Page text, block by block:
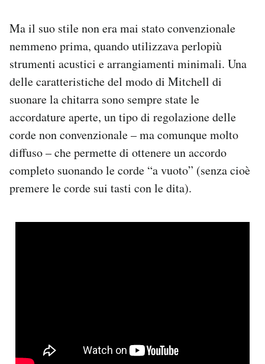
Ma il suo stile non era mai stato convenzionale
nemmeno prima, quando utilizzava perlopiù
strumenti acustici e arrangiamenti minimali. Una
delle caratteristiche del modo di Mitchell di
suonare la chitarra sono sempre state le
accordature aperte, un tipo di regolazione delle
corde non convenzionale – ma comunque molto
diffuso – che permette di ottenere un accordo
completo suonando le corde “a vuoto” (senza cioè
premere le corde sui tasti con le dita).